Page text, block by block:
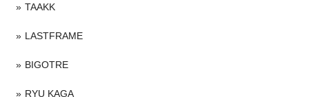
TAAKK
LASTFRAME
BIGOTRE
RYU KAGA